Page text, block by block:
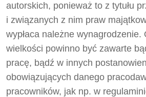
autorskich, ponieważ to z tytułu
i związanych z nim praw
wypłaca należne wynagrodzenie.
wielkości powinno być zawarte
pracę, bądź w innych
obowiązujących danego
pracowników, jak np. w